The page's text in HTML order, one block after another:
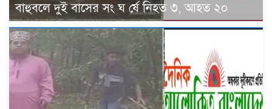
বাহুবলে দুই বাসের সং ঘ র্ষে নিহত ৩, আহত ২০